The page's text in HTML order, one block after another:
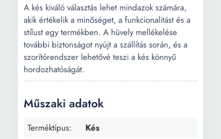
A kés kiváló választás lehet mindazok számára,
akik értékelik a minőséget, a funkcionalitást és a
stílust egy termékben. A hüvely mellékelése
további biztonságot nyújt a szállítás során, és a
szorítórendszer lehetővé teszi a kés könnyű
hordozhatóságát.
Műszaki adatok
Terméktípus:
Kés